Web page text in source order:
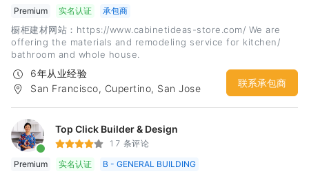
Premium
实名认证 承包商
橱柜建材网站：https://www.cabinetideas-store.com/ We are
offering the materials and remodeling service for kitchen/
bathroom and whole house.
6年从业经验
San Francisco, Cupertino, San Jose
联系承包商
Top Click Builder & Design
17 条评论
Premium
实名认证 B - GENERAL BUILDING